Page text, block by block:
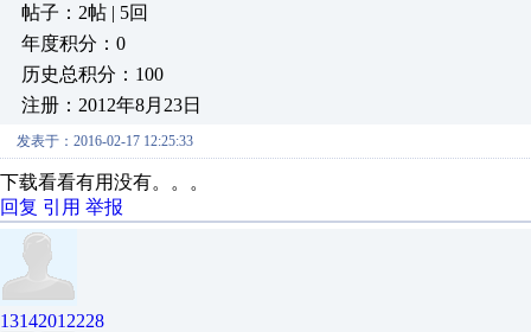
帖子：2帖 | 5回
年度积分：0
历史总积分：100
注册：2012年8月23日
发表于：2016-02-17 12:25:33
下载看看有用没有。。。
回复 引用 举报
13142012228